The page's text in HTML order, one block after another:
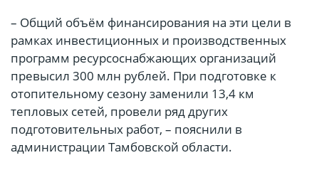
– Общий объём финансирования на эти цели в
рамках инвестиционных и производственных
программ ресурсоснабжающих организаций
превысил 300 млн рублей. При подготовке к
отопительному сезону заменили 13,4 км
тепловых сетей, провели ряд других
подготовительных работ, – пояснили в
администрации Тамбовской области.